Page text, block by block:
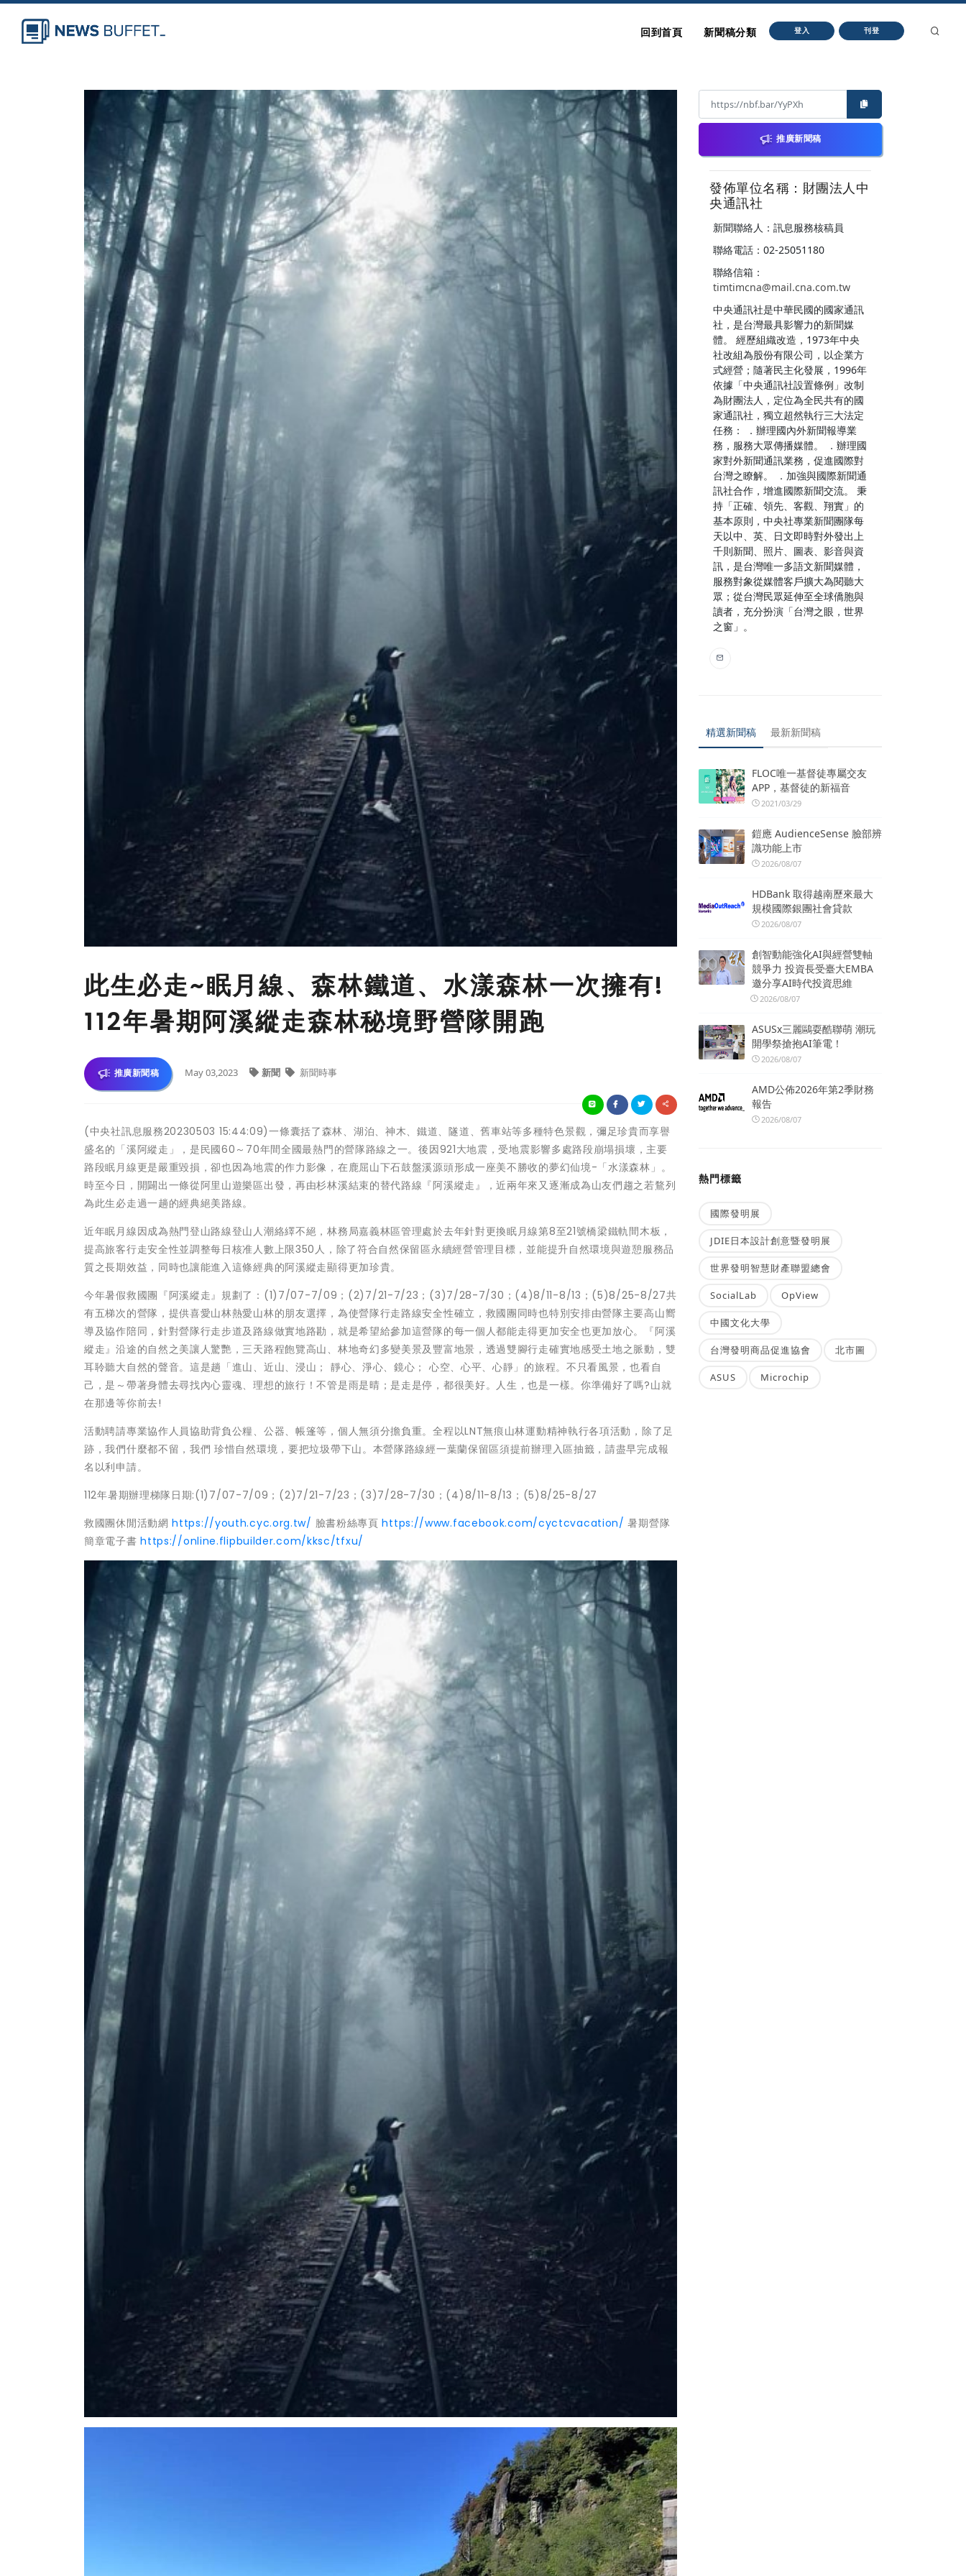
回到首頁 新聞稿分類 登入 刊登
此生必走~眠月線、森林鐵道、水漾森林一次擁有!
112年暑期阿溪縱走森林秘境野營隊開跑
推廣新聞稿 May 03,2023 新聞 新聞時事
(中央社訊息服務20230503 15:44:09)一條囊括了森林、湖泊、神木、鐵道、隧道、舊車站等多種特色景觀，彌足珍貴而享譽
盛名的「溪阿縱走」，是民國60～70年間全國最熱門的營隊路線之一。後因921大地震，受地震影響多處路段崩塌損壞，主要
路段眠月線更是嚴重毀損，卻也因為地震的作力影像，在鹿屈山下石鼓盤溪源頭形成一座美不勝收的夢幻仙境-「水漾森林」。
時至今日，開闢出一條從阿里山遊樂區出發，再由杉林溪結束的替代路線『阿溪縱走』，近兩年來又逐漸成為山友們趨之若鶩列
為此生必走過一趟的經典絕美路線。
近年眠月線因成為熱門登山路線登山人潮絡繹不絕，林務局嘉義林區管理處於去年針對更換眠月線第8至21號橋梁鐵軌間木板，
提高旅客行走安全性並調整每日核准人數上限350人，除了符合自然保留區永續經營管理目標，並能提升自然環境與遊憩服務品
質之長期效益，同時也讓能進入這條經典的阿溪縱走顯得更加珍貴。
今年暑假救國團『阿溪縱走』規劃了：(1)7/07-7/09；(2)7/21-7/23；(3)7/28-7/30；(4)8/11-8/13；(5)8/25-8/27共
有五梯次的營隊，提供喜愛山林熱愛山林的朋友選擇，為使營隊行走路線安全性確立，救國團同時也特別安排由營隊主要高山嚮
導及協作陪同，針對營隊行走步道及路線做實地路勘，就是希望給參加這營隊的每一個人都能走得更加安全也更加放心。『阿溪
縱走』沿途的自然之美讓人驚艷，三天路程飽覽高山、林地奇幻多變美景及豐富地景，透過雙腳行走確實地感受土地之脈動，雙
耳聆聽大自然的聲音。這是趟「進山、近山、浸山； 靜心、淨心、鏡心； 心空、心平、心靜」的旅程。不只看風景，也看自
己，是～帶著身體去尋找內心靈魂、理想的旅行！不管是雨是晴；是走是停，都很美好。人生，也是一樣。你準備好了嗎?山就
在那邊等你前去!
活動聘請專業協作人員協助背負公糧、公器、帳篷等，個人無須分擔負重。全程以LNT無痕山林運動精神執行各項活動，除了足
跡，我們什麼都不留，我們 珍惜自然環境，要把垃圾帶下山。本營隊路線經一葉蘭保留區須提前辦理入區抽籤，請盡早完成報
名以利申請。
112年暑期辦理梯隊日期:(1)7/07-7/09；(2)7/21-7/23；(3)7/28-7/30；(4)8/11-8/13；(5)8/25-8/27
救國團休閒活動網https://youth.cyc.org.tw/ 臉書粉絲專頁https://www.facebook.com/cyctcvacation/ 暑期營隊
簡章電子書https://online.flipbuilder.com/kksc/tfxu/
推廣新聞稿
發佈單位名稱：財團法人中
央通訊社
新聞聯絡人：訊息服務核稿員
聯絡電話：02-25051180
聯絡信箱：
timtimcna@mail.cna.com.tw
中央通訊社是中華民國的國家通訊
社，是台灣最具影響力的新聞媒
體。 經歷組織改造，1973年中央
社改組為股份有限公司，以企業方
式經營；隨著民主化發展，1996年
依據「中央通訊社設置條例」改制
為財團法人，定位為全民共有的國
家通訊社，獨立超然執行三大法定
任務： ．辦理國內外新聞報導業
務，服務大眾傳播媒體。 ．辦理國
家對外新聞通訊業務，促進國際對
台灣之瞭解。 ．加強與國際新聞通
訊社合作，增進國際新聞交流。 秉
持「正確、領先、客觀、翔實」的
基本原則，中央社專業新聞團隊每
天以中、英、日文即時對外發出上
千則新聞、照片、圖表、影音與資
訊，是台灣唯一多語文新聞媒體，
服務對象從媒體客戶擴大為閱聽大
眾；從台灣民眾延伸至全球僑胞與
讀者，充分扮演「台灣之眼，世界
之窗」。
精選新聞稿 最新新聞稿
FLOC唯一基督徒專屬交友
APP，基督徒的新福音
2021/03/29
鎧應 AudienceSense 臉部辨
識功能上市
2026/08/07
HDBank 取得越南歷來最大
規模國際銀團社會貸款
2026/08/07
創智動能強化AI與經營雙軸
競爭力 投資長受臺大EMBA
邀分享AI時代投資思維
2026/08/07
ASUSx三麗鷗耍酷聯萌 潮玩
開學祭搶抱AI筆電！
2026/08/07
AMD公佈2026年第2季財務
報告
2026/08/07
熱門標籤
國際發明展
JDIE日本設計創意暨發明展
世界發明智慧財產聯盟總會
SocialLab OpView
中國文化大學
台灣發明商品促進協會 北市圖
ASUS Microchip